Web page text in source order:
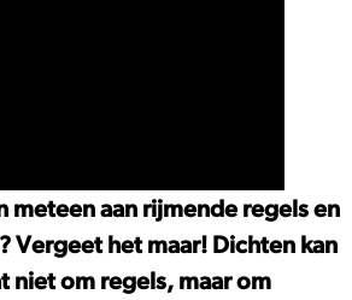
meteen aan rijmende regels en
Vergeet het maar! Dichten kan
niet om regels, maar om